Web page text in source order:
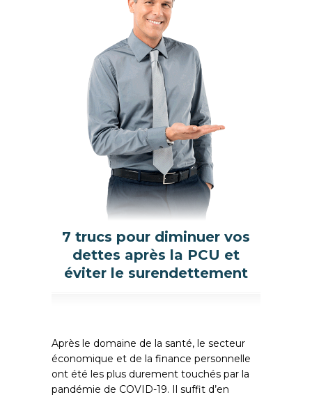
7 trucs pour diminuer vos
dettes après la PCU et
éviter le surendettement
Après le domaine de la santé, le secteur
économique et de la finance personnelle
ont été les plus durement touchés par la
pandémie de COVID-19. Il suffit d’en